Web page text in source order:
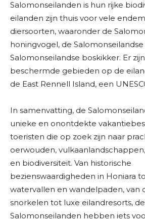
Salomonseilanden is hun rijke
eilanden zijn thuis voor vele
diersoorten, waaronder de
honingvogel, de
Salomonseilandse boskikker. Er
beschermde gebieden op de
de East Rennell Island, een
In samenvatting, de
unieke en onontdekte
toeristen die op zoek zijn naar
oerwouden,
en biodiversiteit. Van historische
bezienswaardigheden in Honiara
watervallen en wandelpaden, van
snorkelen tot luxe eilandresorts, de
Salomonseilanden hebben iets